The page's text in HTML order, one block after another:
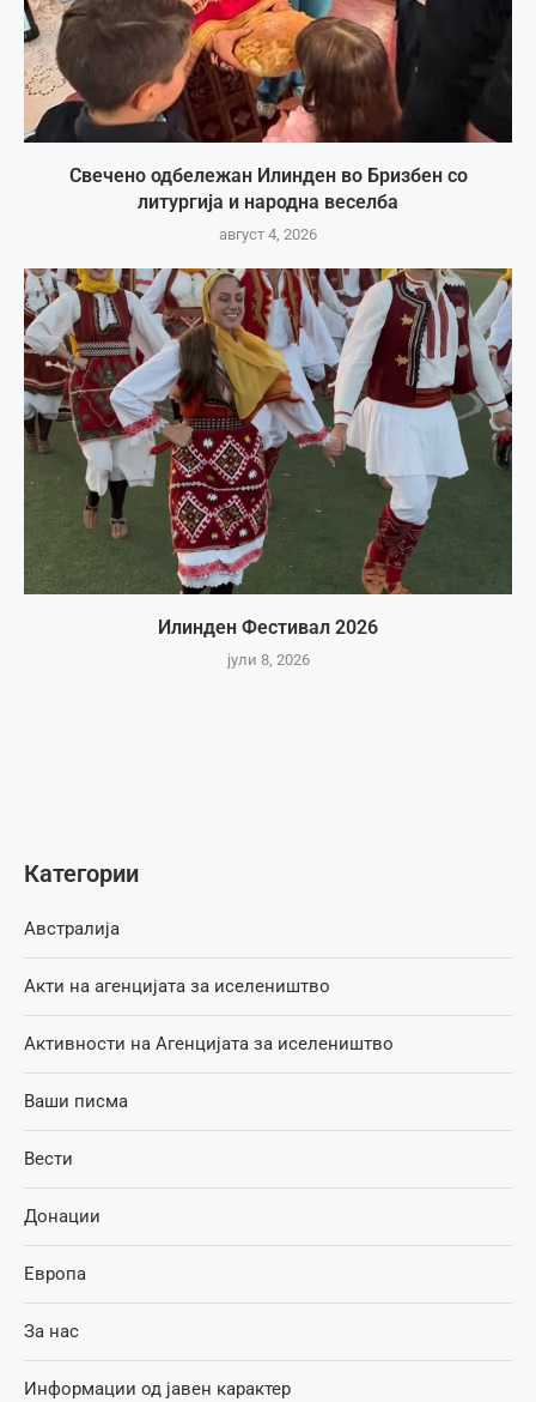
Свечено одбележан Илинден во Бризбен со
литургија и народна веселба
август 4, 2026
Илинден Фестивал 2026
јули 8, 2026
Категории
Австралија
Акти на агенцијата за иселеништво
Активности на Агенцијата за иселеништво
Ваши писма
Вести
Донации
Европа
За нас
Информации од јавен карактер